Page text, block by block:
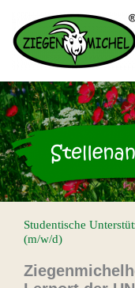
Inhalt
springen
Studentische
(m/w/d)